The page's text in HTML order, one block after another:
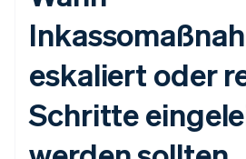
eskaliert oder
Schritte